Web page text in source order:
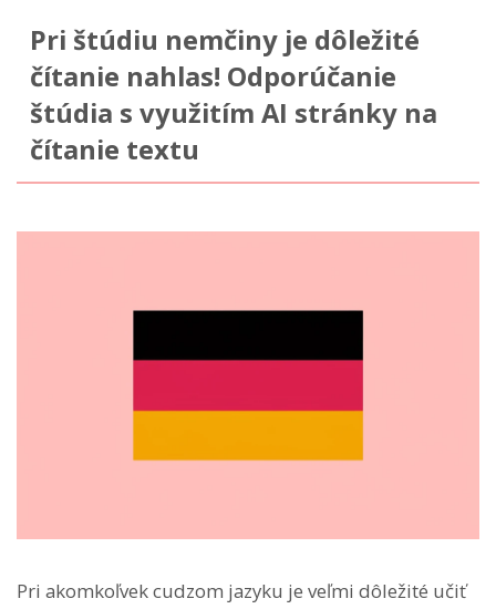
Pri štúdiu nemčiny je dôležité
čítanie nahlas! Odporúčanie
štúdia s využitím AI stránky na
čítanie textu
Pri akomkoľvek cudzom jazyku je veľmi dôležité učiť